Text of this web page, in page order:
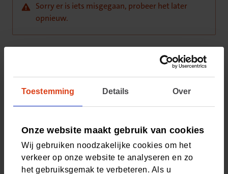
Toestemming Details Over
Onze website maakt gebruik van cookies
Wij gebruiken noodzakelijke cookies om het
verkeer op onze website te analyseren en zo
het gebruiksgemak te verbeteren. Als u
Sorry er is iets misgegaan, probeer het later
opnieuw.
Vragen? Neem contact met ons op
Bel met onze klantenservice
maandag t/m vrijdag 8:00 - 17:30 uur.